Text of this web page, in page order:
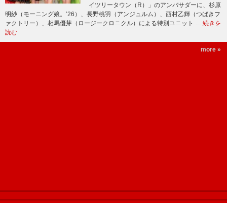
イツリータウン（R）」のアンバサダーに、杉原
明紗（モーニング娘。’26）、長野桃羽（アンジュルム）、西村乙輝（つばきフ
ァクトリー）、相馬優芽（ロージークロニクル）による特別ユニット … 続きを
読む
more »